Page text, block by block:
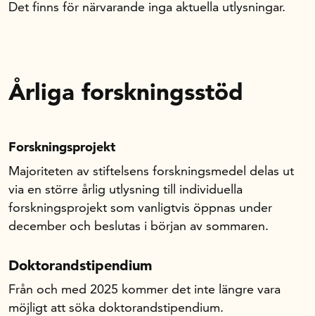
Handelns ekonomiska råd
Handelsrådet Play
Om oss
Handelsfakta.se
Det finns för närvarande inga aktuella utlysningar.
Årliga forskningsstöd
Forskningsprojekt
Majoriteten av stiftelsens forskningsmedel delas ut
via en större årlig utlysning till individuella
forskningsprojekt som vanligtvis öppnas under
december och beslutas i början av sommaren.
Doktorandstipendium
Från och med 2025 kommer det inte längre vara
möjligt att söka doktorandstipendium.